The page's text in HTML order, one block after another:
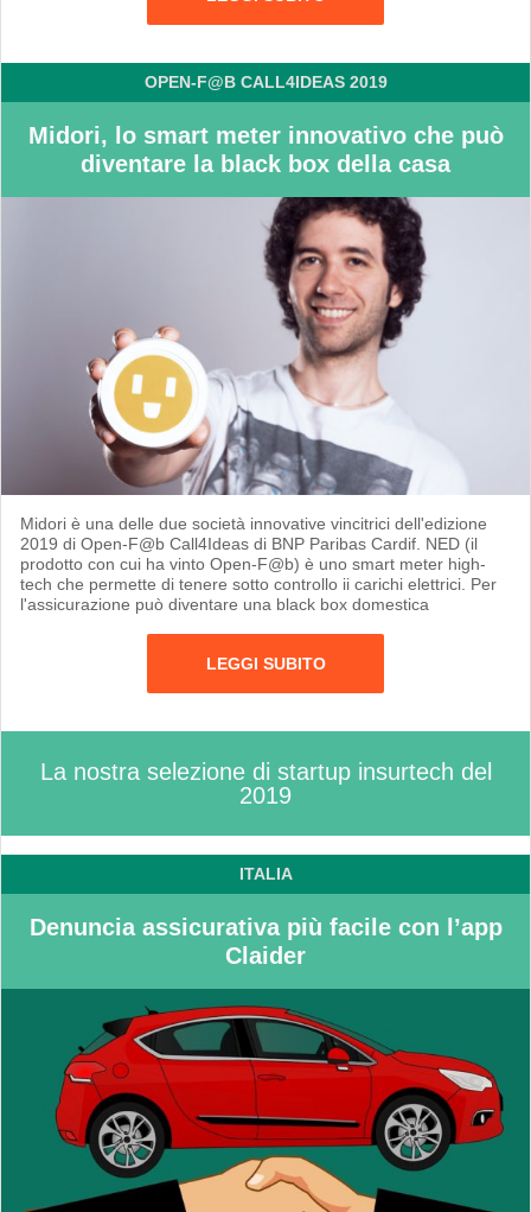
OPEN-F@B CALL4IDEAS 2019
Midori, lo smart meter innovativo che può
diventare la black box della casa
Midori è una delle due società innovative vincitrici dell'edizione
2019 di Open-F@b Call4Ideas di BNP Paribas Cardif. NED (il
prodotto con cui ha vinto Open-F@b) è uno smart meter high-
tech che permette di tenere sotto controllo ii carichi elettrici. Per
l'assicurazione può diventare una black box domestica
LEGGI SUBITO
La nostra selezione di startup insurtech del
2019
ITALIA
Denuncia assicurativa più facile con l’app
Claider